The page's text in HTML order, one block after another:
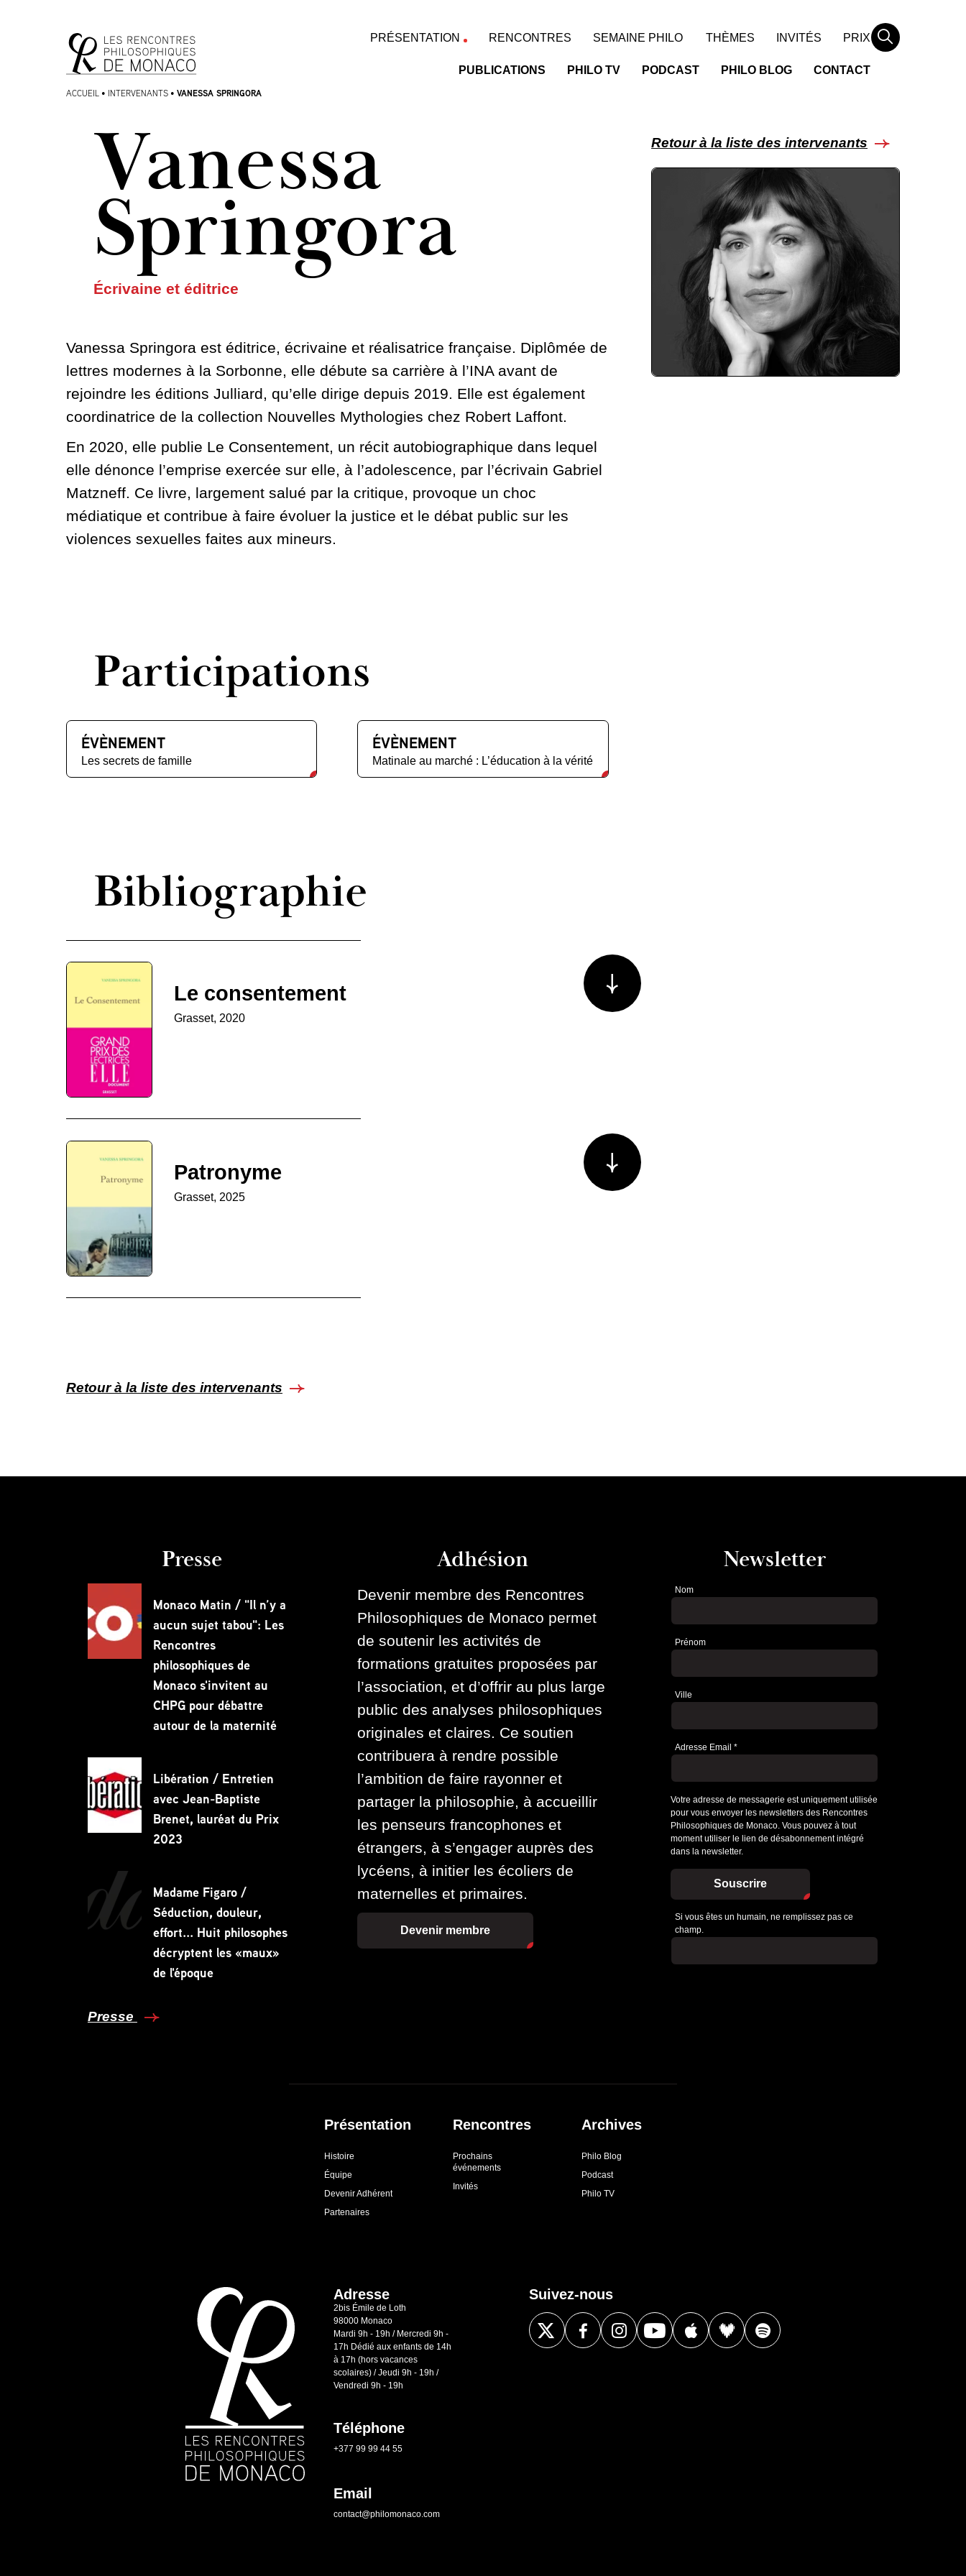
contenu
PRÉSENTATION RENCONTRES SEMAINE PHILO THÈMES INVITÉS PRIX
PUBLICATIONS PHILO TV PODCAST PHILO BLOG CONTACT
Rechercher
ACCUEIL • INTERVENANTS • VANESSA SPRINGORA
Vanessa
Springora
Écrivaine et éditrice
Vanessa Springora est éditrice, écrivaine et réalisatrice française. Diplômée de
lettres modernes à la Sorbonne, elle débute sa carrière à l’INA avant de
rejoindre les éditions Julliard, qu’elle dirige depuis 2019. Elle est également
coordinatrice de la collection Nouvelles Mythologies chez Robert Laffont.
En 2020, elle publie Le Consentement, un récit autobiographique dans lequel
elle dénonce l’emprise exercée sur elle, à l’adolescence, par l’écrivain Gabriel
Matzneff. Ce livre, largement salué par la critique, provoque un choc
médiatique et contribue à faire évoluer la justice et le débat public sur les
violences sexuelles faites aux mineurs.
Retour à la liste des intervenants
Participations
ÉVÈNEMENT
Les secrets de famille
ÉVÈNEMENT
Matinale au marché : L’éducation à la vérité
Bibliographie
Le consentement
Grasset, 2020
Voir plus/moins d'information sur le livre
Patronyme
Grasset, 2025
Voir plus/moins d'information sur le livre
Retour à la liste des intervenants
Presse
Monaco Matin / "Il n’y a
aucun sujet tabou": Les
Rencontres
philosophiques de
Monaco s'invitent au
CHPG pour débattre
autour de la maternité
Libération / Entretien
avec Jean-Baptiste
Brenet, lauréat du Prix
2023
Madame Figaro /
Séduction, douleur,
effort... Huit philosophes
décryptent les «maux»
de l'époque
Presse
Adhésion
Devenir membre des Rencontres
Philosophiques de Monaco permet
de soutenir les activités de
formations gratuites proposées par
l’association, et d’offrir au plus large
public des analyses philosophiques
originales et claires. Ce soutien
contribuera à rendre possible
l’ambition de faire rayonner et
partager la philosophie, à accueillir
les penseurs francophones et
étrangers, à s’engager auprès des
lycéens, à initier les écoliers de
maternelles et primaires.
Devenir membre
Newsletter
Newsletter
Nom
Prénom
Ville
Adresse Email *
Votre adresse de messagerie est uniquement utilisée
pour vous envoyer les newsletters des Rencontres
Philosophiques de Monaco. Vous pouvez à tout
moment utiliser le lien de désabonnement intégré
dans la newsletter.
Souscrire
Si vous êtes un humain, ne remplissez pas ce
champ.
Présentation
Histoire
Équipe
Devenir Adhérent
Partenaires
Rencontres
Prochains
événements
Invités
Archives
Philo Blog
Podcast
Philo TV
Adresse
2bis Émile de Loth
98000 Monaco
Mardi 9h - 19h / Mercredi 9h -
17h Dédié aux enfants de 14h
à 17h (hors vacances
scolaires) / Jeudi 9h - 19h /
Vendredi 9h - 19h
Téléphone
+377 99 99 44 55
Email
contact@philomonaco.com
Suivez-nous